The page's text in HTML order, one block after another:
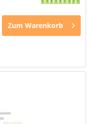
Zum Warenkorb